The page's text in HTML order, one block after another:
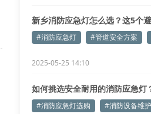
新乡消防应急灯怎么选？这5个
#消防应急灯 #管道安全方案
2025-05-25 14:10
如何挑选安全耐用的消防应急灯
略！
#消防应急灯选购 #消防设备维护